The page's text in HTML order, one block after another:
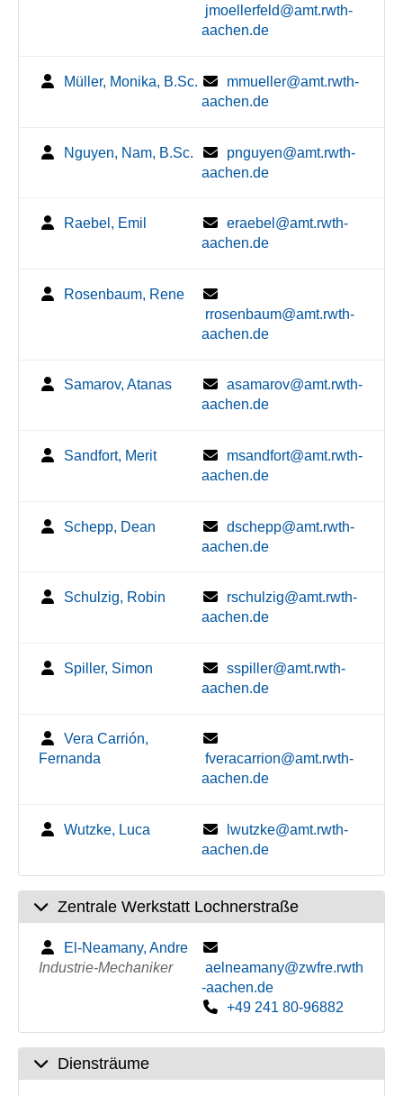
jmoellerfeld@amt.rwth-
aachen.de
Müller, Monika, B.Sc.
mmueller@amt.rwth-
aachen.de
Nguyen, Nam, B.Sc.
pnguyen@amt.rwth-
aachen.de
Raebel, Emil
eraebel@amt.rwth-
aachen.de
Rosenbaum, Rene
rrosenbaum@amt.rwth-
aachen.de
Samarov, Atanas
asamarov@amt.rwth-
aachen.de
Sandfort, Merit
msandfort@amt.rwth-
aachen.de
Schepp, Dean
dschepp@amt.rwth-
aachen.de
Schulzig, Robin
rschulzig@amt.rwth-
aachen.de
Spiller, Simon
sspiller@amt.rwth-
aachen.de
Vera Carrión,
Fernanda
fveracarrion@amt.rwth-
aachen.de
Wutzke, Luca
lwutzke@amt.rwth-
aachen.de
Zentrale Werkstatt Lochnerstraße
El-Neamany, Andre
Industrie-Mechaniker
aelneamany@zwfre.rwth
-aachen.de
+49 241 80-96882
Diensträume